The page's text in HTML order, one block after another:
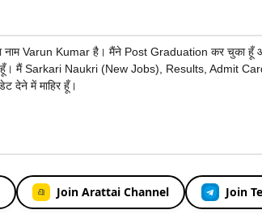
नाम Varun Kumar है। मैंने Post Graduation कर चुका हूँ
हूँ। मैं Sarkari Naukri (New Jobs), Results, Admit
देने में माहिर हूँ।
Join Arattai Channel Join